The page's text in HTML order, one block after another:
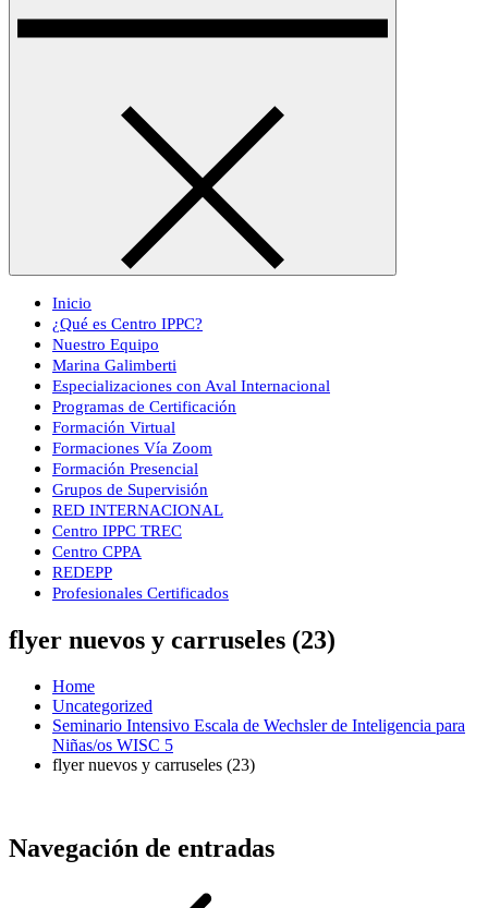
Inicio
¿Qué es Centro IPPC?
Nuestro Equipo
Marina Galimberti
Especializaciones con Aval Internacional
Programas de Certificación
Formación Virtual
Formaciones Vía Zoom
Formación Presencial
Grupos de Supervisión
RED INTERNACIONAL
Centro IPPC TREC
Centro CPPA
REDEPP
Profesionales Certificados
flyer nuevos y carruseles (23)
Home
Uncategorized
Seminario Intensivo Escala de Wechsler de Inteligencia para
Niñas/os WISC 5
flyer nuevos y carruseles (23)
Navegación de entradas